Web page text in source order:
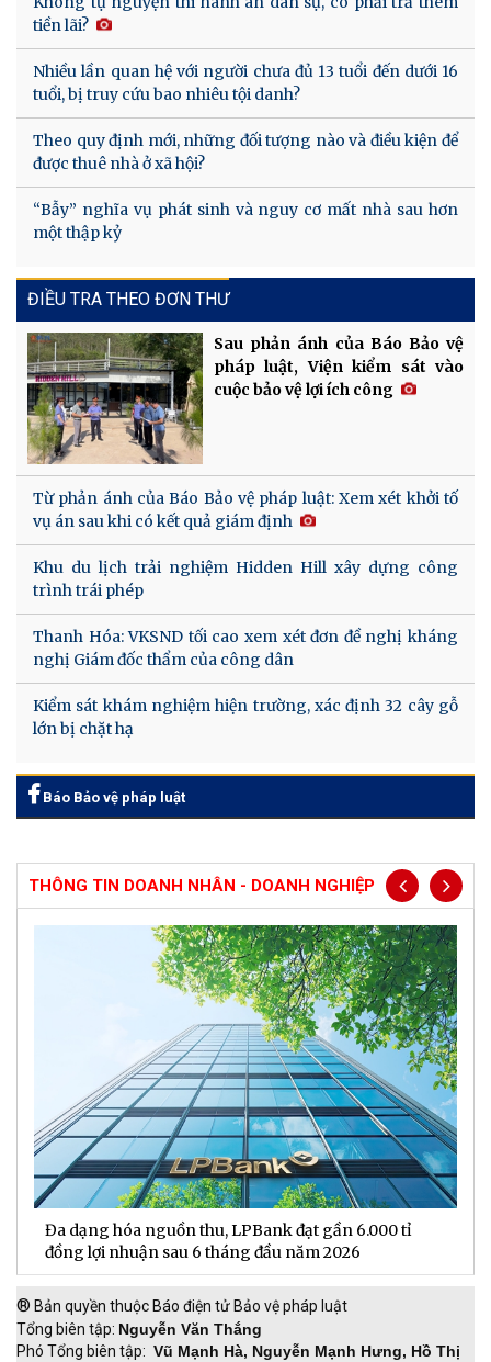
tiền lãi?
Nhiều lần quan hệ với người chưa đủ 13 tuổi đến dưới 16
tuổi, bị truy cứu bao nhiêu tội danh?
Theo quy định mới, những đối tượng nào và điều kiện để
được thuê nhà ở xã hội?
“Bẫy” nghĩa vụ phát sinh và nguy cơ mất nhà sau hơn
một thập kỷ
ĐIỀU TRA THEO ĐƠN THƯ
Sau phản ánh của Báo Bảo vệ
pháp luật, Viện kiểm sát vào
cuộc bảo vệ lợi ích công
Từ phản ánh của Báo Bảo vệ pháp luật: Xem xét khởi tố
vụ án sau khi có kết quả giám định
Khu du lịch trải nghiệm Hidden Hill xây dựng công
trình trái phép
Thanh Hóa: VKSND tối cao xem xét đơn đề nghị kháng
nghị Giám đốc thẩm của công dân
Kiểm sát khám nghiệm hiện trường, xác định 32 cây gỗ
lớn bị chặt hạ
Báo Bảo vệ pháp luật
THÔNG TIN DOANH NHÂN - DOANH NGHIỆP
Đa dạng hóa nguồn thu, LPBank đạt gần 6.000 tỉ
đồng lợi nhuận sau 6 tháng đầu năm 2026
® Bản quyền thuộc Báo điện tử Bảo vệ pháp luật
Tổng biên tập: Nguyễn Văn Thắng
Phó Tổng biên tập: Vũ Mạnh Hà, Nguyễn Mạnh Hưng, Hồ Thị